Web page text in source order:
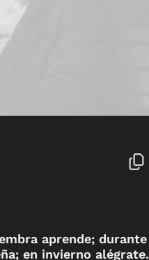
aprende; durante
en invierno alégrate.